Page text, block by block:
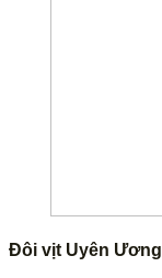
Đôi vịt Uyên Ương